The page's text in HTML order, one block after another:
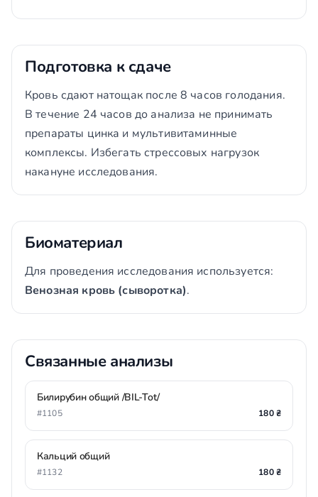
Подготовка к сдаче
Кровь сдают натощак после 8 часов голодания.
В течение 24 часов до анализа не принимать
препараты цинка и мультивитаминные
комплексы. Избегать стрессовых нагрузок
накануне исследования.
Биоматериал
Для проведения исследования используется:
Венозная кровь (сыворотка).
Связанные анализы
Билирубин общий /BIL-Tot/
#1105 180 ₴
Кальций общий
#1132 180 ₴